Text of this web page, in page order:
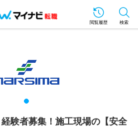
閲覧履歴 検索
経験者募集！施工現場の【安全